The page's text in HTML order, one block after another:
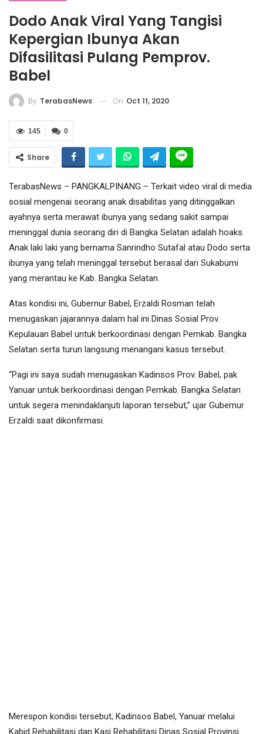
Dodo Anak Viral Yang Tangisi
Kepergian Ibunya Akan
Difasilitasi Pulang Pemprov.
Babel
By TerabasNews On Oct 11, 2020
0
145
Share
TerabasNews – PANGKALPINANG – Terkait video viral di media
sosial mengenai seorang anak disabilitas yang ditinggalkan
ayahnya serta merawat ibunya yang sedang sakit sampai
meninggal dunia seorang diri di Bangka Selatan adalah hoaks.
Anak laki laki yang bernama Sanrindho Sutafal atau Dodo serta
ibunya yang telah meninggal tersebut berasal dari Sukabumi
yang merantau ke Kab. Bangka Selatan.
Atas kondisi ini, Gubernur Babel, Erzaldi Rosman telah
menugaskan jajarannya dalam hal ini Dinas Sosial Prov.
Kepulauan Babel untuk berkoordinasi dengan Pemkab. Bangka
Selatan serta turun langsung menangani kasus tersebut.
“Pagi ini saya sudah menugaskan Kadinsos Prov. Babel, pak
Yanuar untuk berkoordinasi dengan Pemkab. Bangka Selatan
untuk segera menindaklanjuti laporan tersebut,” ujar Gubernur
Erzaldi saat dikonfirmasi.
Merespon kondisi tersebut, Kadinsos Babel, Yanuar melalui
Kabid Rehabilitasi dan Kasi Rehabilitasi Dinas Sosial Provinsi